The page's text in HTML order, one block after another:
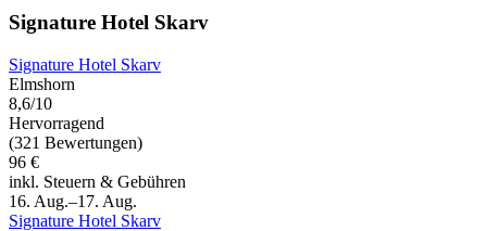
Signature Hotel Skarv
Signature Hotel Skarv
Elmshorn
8,6/10
Hervorragend
(321 Bewertungen)
96 €
inkl. Steuern & Gebühren
16. Aug.–17. Aug.
Signature Hotel Skarv